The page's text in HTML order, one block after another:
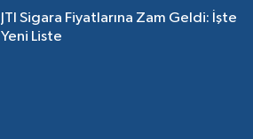
JTI Sigara Fiyatlarına Zam Geldi: İşte
Yeni Liste